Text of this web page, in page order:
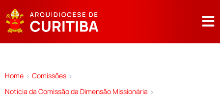
Home > Comissões >
Notícia da Comissão da Dimensão Missionária >